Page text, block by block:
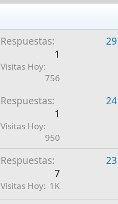
Respuestas
1
Visitas Hoy
756
Respuestas
1
Visitas Hoy
950
Respuestas
7
Visitas Hoy 1K